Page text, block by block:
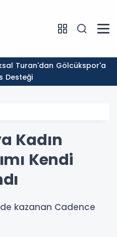
Desteği
Kadın
Kendi
kazanan Cadence